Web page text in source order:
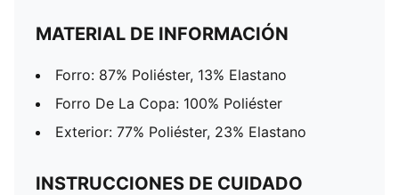
MATERIAL DE INFORMACIÓN
Forro: 87% Poliéster, 13% Elastano
Forro De La Copa: 100% Poliéster
Exterior: 77% Poliéster, 23% Elastano
INSTRUCCIONES DE CUIDADO